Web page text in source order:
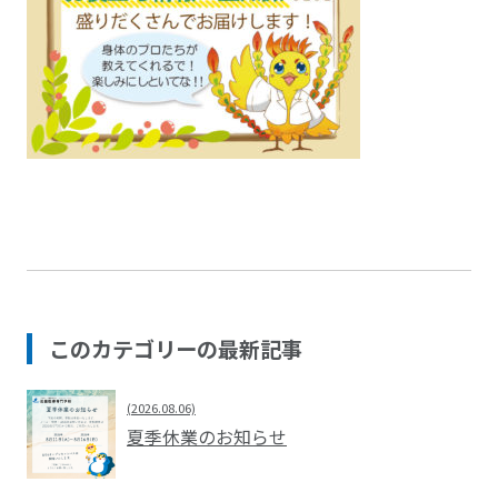
このカテゴリーの最新記事
(2026.08.06)
夏季休業のお知らせ